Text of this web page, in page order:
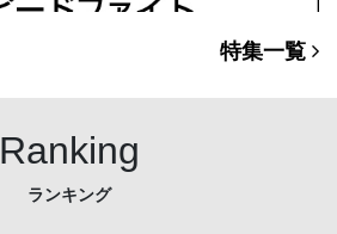
特集一覧
Ranking
ランキング